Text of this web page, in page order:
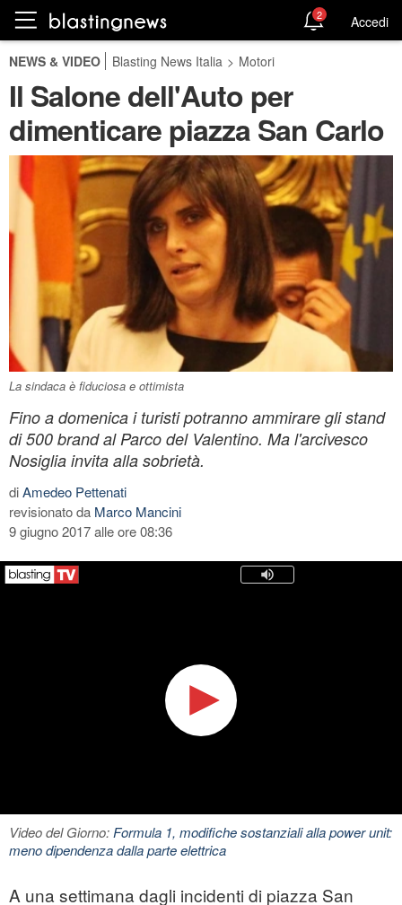
2 Accedi
NEWS & VIDEO Blasting News Italia > Motori
Il Salone dell'Auto per
dimenticare piazza San Carlo
La sindaca è fiduciosa e ottimista
Fino a domenica i turisti potranno ammirare gli stand
di 500 brand al Parco del Valentino. Ma l'arcivesco
Nosiglia invita alla sobrietà.
diAmedeo Pettenati
revisionato da Marco Mancini
9 giugno 2017 alle ore 08:36
Video del Giorno:Formula 1, modifiche sostanziali alla power unit:
meno dipendenza dalla parte elettrica
A una settimana dagli incidenti di piazza San